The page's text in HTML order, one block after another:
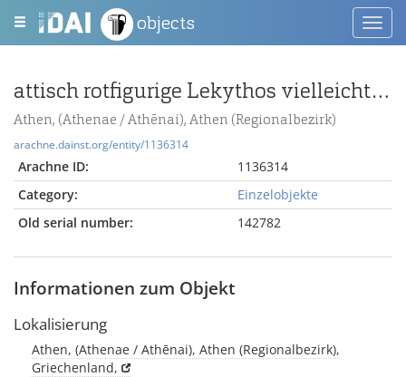
objects
attisch rotfigurige Lekythos vielleicht des Aischines-Malers, Frau nach rechts mit Kopf nach links
Athen, (Athenae / Athēnai), Athen (Regionalbezirk)
arachne.dainst.org/entity/1136314
Arachne ID:
1136314
Category:
Einzelobjekte
Old serial number:
142782
Informationen zum Objekt
Lokalisierung
Athen, (Athenae / Athēnai), Athen (Regionalbezirk),
Griechenland,